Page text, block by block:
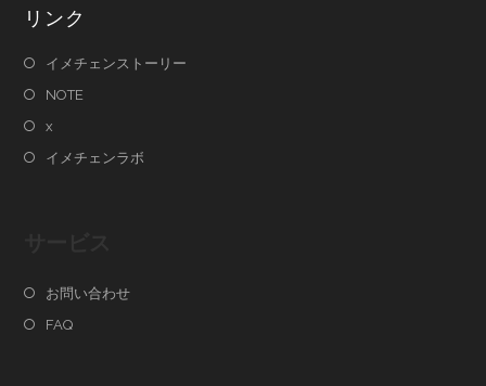
リンク
イメチェンストーリー
NOTE
x
イメチェンラボ
お問い合わせ
FAQ